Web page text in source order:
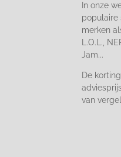
In onze
populaire
merken
L.O.L.,
Jam...
De
van